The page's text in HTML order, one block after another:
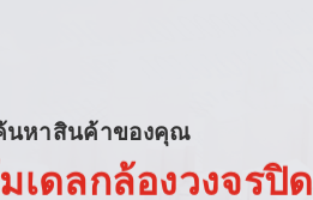
นหาสินค้าของคุณ
เดลกล้องวงจรปิด